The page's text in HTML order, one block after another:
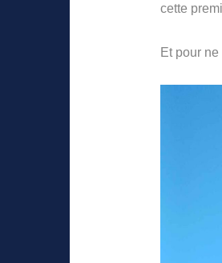
cette
Et pour